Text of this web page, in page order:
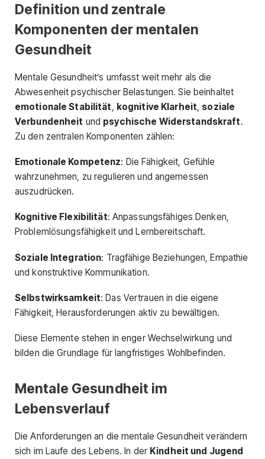
Definition und zentrale
Komponenten der mentalen
Gesundheit
Mentale Gesundheit’s umfasst weit mehr als die
Abwesenheit psychischer Belastungen. Sie beinhaltet
emotionale Stabilität, kognitive Klarheit, soziale
Verbundenheit und psychische Widerstandskraft.
Zu den zentralen Komponenten zählen:
Emotionale Kompetenz: Die Fähigkeit, Gefühle
wahrzunehmen, zu regulieren und angemessen
auszudrücken.
Kognitive Flexibilität: Anpassungsfähiges Denken,
Problemlösungsfähigkeit und Lernbereitschaft.
Soziale Integration: Tragfähige Beziehungen, Empathie
und konstruktive Kommunikation.
Selbstwirksamkeit: Das Vertrauen in die eigene
Fähigkeit, Herausforderungen aktiv zu bewältigen.
Diese Elemente stehen in enger Wechselwirkung und
bilden die Grundlage für langfristiges Wohlbefinden.
Mentale Gesundheit im
Lebensverlauf
Die Anforderungen an die mentale Gesundheit verändern
sich im Laufe des Lebens. In der Kindheit und Jugend